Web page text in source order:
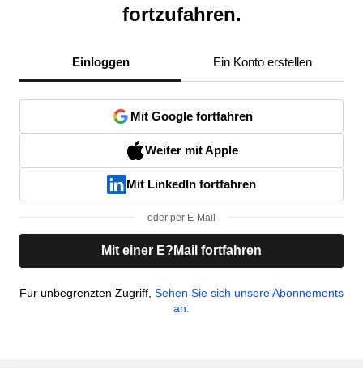
fortzufahren.
Einloggen Ein Konto erstellen
Mit Google fortfahren
Weiter mit Apple
Mit LinkedIn fortfahren
oder per E-Mail
Mit einer E?Mail fortfahren
Für unbegrenzten Zugriff, Sehen Sie sich unsere Abonnements
an.